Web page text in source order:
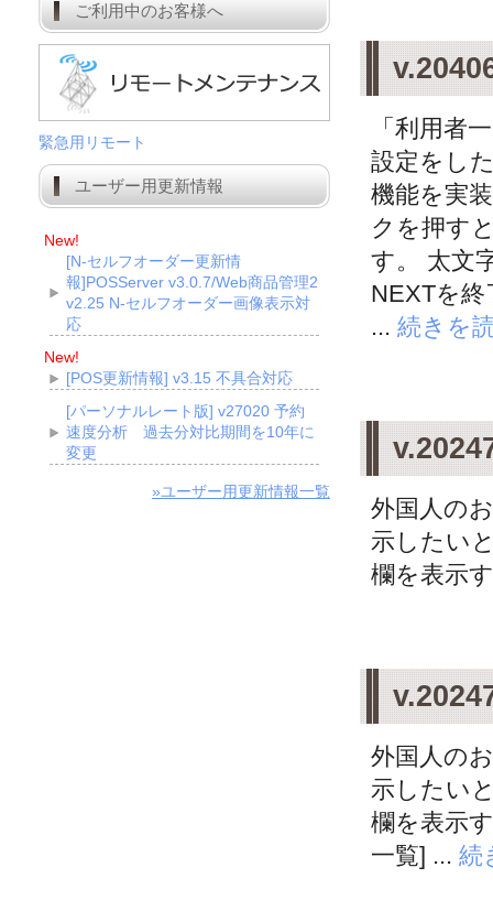
「利用者
設定をし
機能を実
クを押す
す。 太文
NEXTを
... 続きを
外国人の
示したい
欄を表示
外国人の
示したい
欄を表示
一覧] ... 続
ご利用中のお客様へ
緊急用リモート
ユーザー用更新情報
New!
[N-セルフオーダー更新情
報]POSServer v3.0.7/Web商品管理2
v2.25 N-セルフオーダー画像表示対
応
New!
[POS更新情報] v3.15 不具合対応
[パーソナルレート版] v27020 予約
速度分析 過去分対比期間を10年に
変更
»ユーザー用更新情報一覧